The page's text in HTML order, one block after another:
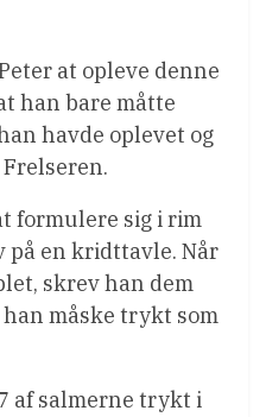
at opleve denne
han bare måtte
havde oplevet og
formulere sig i rim
på en kridttavle. Når
skrev han dem
måske trykt som
af salmerne trykt i